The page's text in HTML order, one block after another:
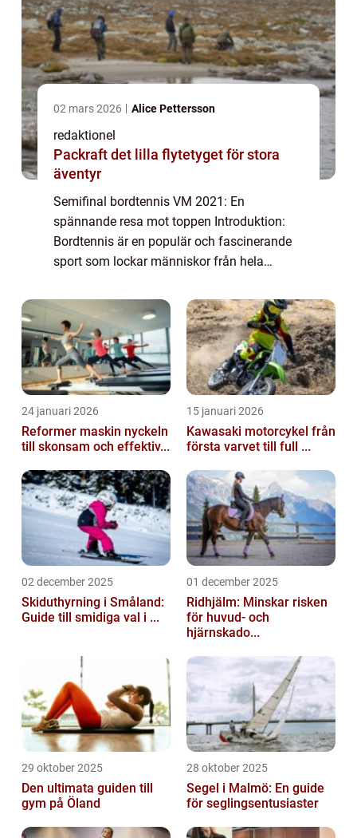
02 mars 2026 Alice Pettersson
redaktionel
Packraft det lilla flytetyget för stora
äventyr
Semifinal bordtennis VM 2021: En
spännande resa mot toppen Introduktion:
Bordtennis är en populär och fascinerande
sport som lockar människor från hela
kommer till spänningen och konkurrensen i
semifinalen a...
24 januari 2026
Reformer maskin nyckeln
till skonsam och effektiv...
15 januari 2026
Kawasaki motorcykel från
första varvet till full ...
02 december 2025
Skiduthyrning i Småland:
Guide till smidiga val i ...
01 december 2025
Ridhjälm: Minskar risken
för huvud- och
hjärnskado...
29 oktober 2025
Den ultimata guiden till
gym på Öland
28 oktober 2025
Segel i Malmö: En guide
för seglingsentusiaster